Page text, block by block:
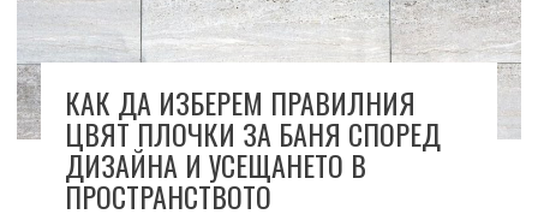
КАК ДА ИЗБЕРЕМ ПРАВИЛНИЯ
ЦВЯТ ПЛОЧКИ ЗА БАНЯ СПОРЕД
ДИЗАЙНА И УСЕЩАНЕТО В
ПРОСТРАНСТВОТО